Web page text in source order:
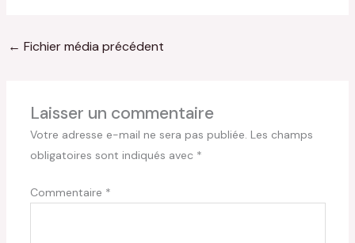
← Fichier média précédent
Laisser un commentaire
Votre adresse e-mail ne sera pas publiée. Les champs
obligatoires sont indiqués avec *
Commentaire *